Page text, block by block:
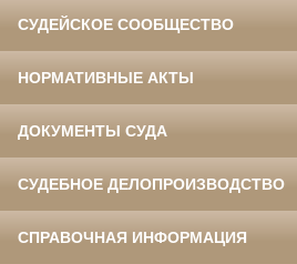
СУДЕЙСКОЕ СООБЩЕСТВО
НОРМАТИВНЫЕ АКТЫ
ДОКУМЕНТЫ СУДА
СУДЕБНОЕ ДЕЛОПРОИЗВОДСТВО
СПРАВОЧНАЯ ИНФОРМАЦИЯ